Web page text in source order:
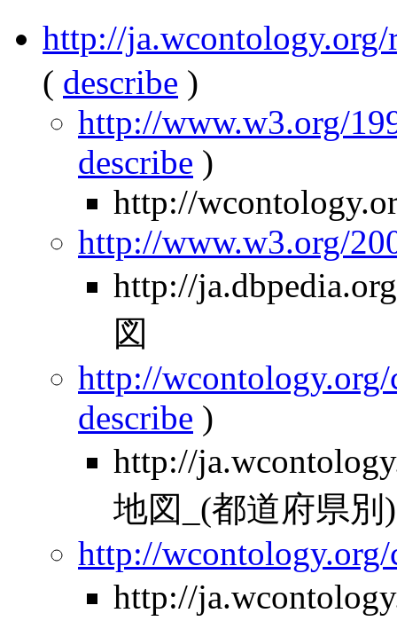
http://
( describe )
http://www.w3.org/
describe )
http://
http://www.w3.org/
http://
図
http://
describe )
http://
地図_(都道府県別)
http://
http://